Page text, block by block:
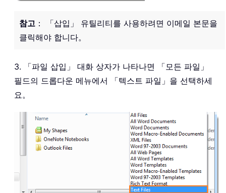
참고 ： 「삽입」 유틸리티를 사용하려면 이메일 본문을
클릭해야 합니다。
3. 「파일 삽입」 대화 상자가 나타나면 「모든 파일」
필드의 드롭다운 메뉴에서 「텍스트 파일」을 선택하세
요。